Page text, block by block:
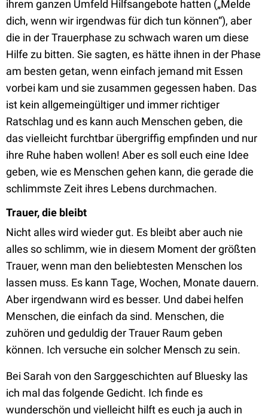
ihrem ganzen Umfeld Hilfsangebote hatten („Melde
dich, wenn wir irgendwas für dich tun können“), aber
die in der Trauerphase zu schwach waren um diese
Hilfe zu bitten. Sie sagten, es hätte ihnen in der Phase
am besten getan, wenn einfach jemand mit Essen
vorbei kam und sie zusammen gegessen haben. Das
ist kein allgemeingültiger und immer richtiger
Ratschlag und es kann auch Menschen geben, die
das vielleicht furchtbar übergriffig empfinden und nur
ihre Ruhe haben wollen! Aber es soll euch eine Idee
geben, wie es Menschen gehen kann, die gerade die
schlimmste Zeit ihres Lebens durchmachen.
Trauer, die bleibt
Nicht alles wird wieder gut. Es bleibt aber auch nie
alles so schlimm, wie in diesem Moment der größten
Trauer, wenn man den beliebtesten Menschen los
lassen muss. Es kann Tage, Wochen, Monate dauern.
Aber irgendwann wird es besser. Und dabei helfen
Menschen, die einfach da sind. Menschen, die
zuhören und geduldig der Trauer Raum geben
können. Ich versuche ein solcher Mensch zu sein.
Bei Sarah von den Sarggeschichten auf Bluesky las
ich mal das folgende Gedicht. Ich finde es
wunderschön und vielleicht hilft es euch ja auch in